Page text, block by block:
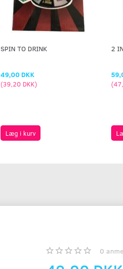
SPIN TO DRINK
49,00 DKK
(39,20 DKK)
Læg i kurv
2
(
0